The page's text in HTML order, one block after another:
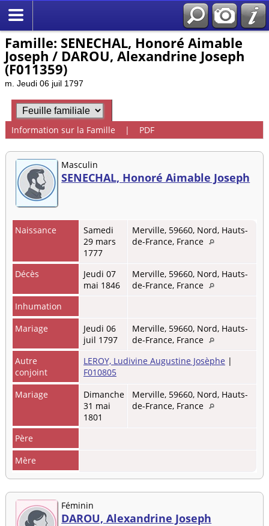
Famille: SENECHAL, Honoré Aimable
Joseph / DAROU, Alexandrine Joseph
(F011359)
m. Jeudi 06 juil 1797
Information sur la Famille | PDF
Masculin
SENECHAL, Honoré Aimable Joseph
Naissance
Samedi
29 mars
1777
Merville, 59660, Nord, Hauts-
de-France, France
Décès
Jeudi 07
mai 1846
Merville, 59660, Nord, Hauts-
de-France, France
Inhumation
Mariage
Jeudi 06
juil 1797
Merville, 59660, Nord, Hauts-
de-France, France
Autre
conjoint
LEROY, Ludivine Augustine Josèphe |
F010805
Mariage
Dimanche
31 mai
1801
Merville, 59660, Nord, Hauts-
de-France, France
Père
Mère
Féminin
DAROU, Alexandrine Joseph